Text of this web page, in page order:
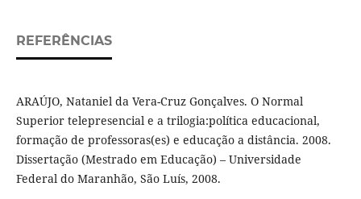
REFERÊNCIAS
ARAÚJO, Nataniel da Vera-Cruz Gonçalves. O Normal
Superior telepresencial e a trilogia:política educacional,
formação de professoras(es) e educação a distância. 2008.
Dissertação (Mestrado em Educação) – Universidade
Federal do Maranhão, São Luís, 2008.